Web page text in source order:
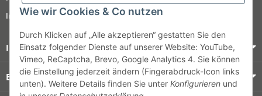
Wie wir Cookies & Co nutzen
Durch Klicken auf „Alle akzeptieren“ gestatten Sie den
Einsatz folgender Dienste auf unserer Website: YouTube,
Vimeo, ReCaptcha, Brevo, Google Analytics 4. Sie können
die Einstellung jederzeit ändern (Fingerabdruck-Icon links
unten). Weitere Details finden Sie unter Konfigurieren und
Impressum
Informationen
Bezahlung & Versand